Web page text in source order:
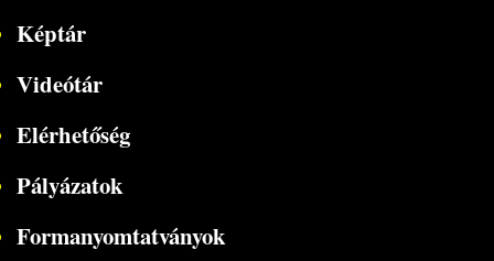
Képtár
Videótár
Elérhetőség
Pályázatok
Formanyomtatványok